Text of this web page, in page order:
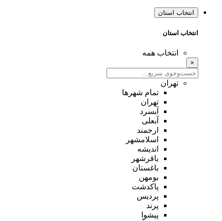
انتخاب استان
انتخاب استان
انتخاب همه
×
تهران
تمام شهر‌ها
تهران
آبسرد
آبعلی
ارجمند
اسلامشهر
اندیشه
باقرشهر
باغستان
بومهن
پاکدشت
پردیس
پرند
پیشوا